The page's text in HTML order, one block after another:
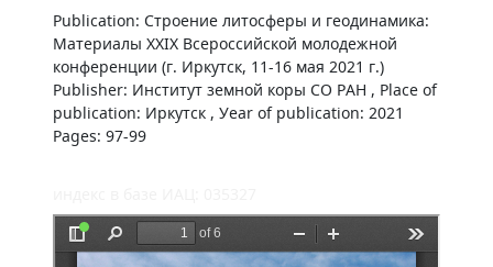
Publication: Строение литосферы и геодинамика:
Материалы ХХIX Всероссийской молодежной
конференции (г. Иркутск, 11-16 мая 2021 г.)
Publisher: Институт земной коры СО РАН , Place of
publication: Иркутск , Уear of publication: 2021
Pages: 97-99